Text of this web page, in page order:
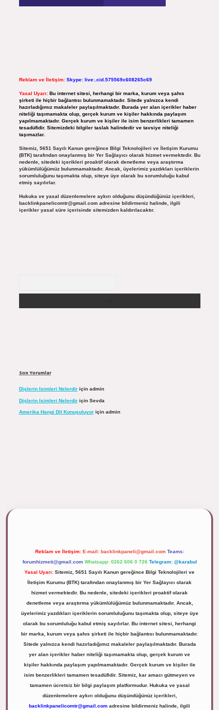
Reklam ve İletişim: Skype: live:.cid.575569c608265c69
Yasal Uyarı: Bu internet sitesi, herhangi bir marka, kurum veya şahıs
şirketi ile hiçbir bağlantısı bulunmamaktadır. Sitede yalnızca kendi
hazırladığımız makaleler paylaşılmaktadır. Burada yer alan içerikler haber
niteliği taşımamakta olup, gerçek kurum ve kişiler hakkında paylaşım
yapılmamaktadır. Gerçek kurum ve kişiler ile isim benzerlikleri tamamen
tesadüfidir. Sitemizdeki bilgiler taslak halindedir ve tavsiye niteliği
taşımazlar.
Sitemiz, 5651 Sayılı Kanun gereğince Bilgi Teknolojileri ve İletişim Kurumu
(BTK) tarafından onaylanmış bir Yer Sağlayıcı olarak hizmet vermektedir. Bu
nedenle, sitedeki içerikleri proaktif olarak denetleme veya araştırma
yükümlülüğümüz bulunmamaktadır. Ancak, üyelerimiz yazdıkları içeriklerin
sorumluluğunu taşımakta olup, siteye üye olarak bu sorumluluğu kabul
etmiş sayılırlar.
Hukuka ve yasal düzenlemelere aykırı olduğunu düşündüğünüz içerikleri,
backlinkpanelicomtr@gmail.comadresine bildirmeniz halinde, ilgili
içerikler yasal süre içerisinde sitemizden kaldırılacaktır.
Son Yorumlar
Dişlerin Isimleri Nelerdiriçin admin
Dişlerin Isimleri Nelerdiriçin Sevda
Amerika Hangi Dil Konuşuluyoriçin admin
Reklam ve İletişim: E-mail: backlinkpaneli@gmail.com Teams:
forumhizmeti@gmail.com Whatsapp: 0262 606 0 726 Telegram: @karabul
Yasal Uyarı: Sitemiz, 5651 Sayılı Kanun gereğince Bilgi Teknolojileri ve
İletişim Kurumu (BTK) tarafından onaylanmış bir Yer Sağlayıcı olarak
hizmet vermektedir. Bu nedenle, sitedeki içerikleri proaktif olarak
denetleme veya araştırma yükümlülüğümüz bulunmamaktadır. Ancak,
üyelerimiz yazdıkları içeriklerin sorumluluğunu taşımakta olup, siteye üye
olarak bu sorumluluğu kabul etmiş sayılırlar. Bu internet sitesi, herhangi
bir marka, kurum veya şahıs şirketi ile hiçbir bağlantısı bulunmamaktadır.
Sitede yalnızca kendi hazırladığımız makaleler paylaşılmaktadır. Burada
yer alan içerikler haber niteliği taşımamakta olup, gerçek kurum ve
kişiler hakkında paylaşım yapılmamaktadır. Gerçek kurum ve kişiler ile
isim benzerlikleri tamamen tesadüfidir. Sitemiz, kar amacı gütmeyen ve
tamamen ücretsiz bir bilgi paylaşım platformudur. Hukuka ve yasal
düzenlemelere aykırı olduğunu düşündüğünüz içerikleri,
backlinkpanelicomtr@gmail.com adresine bildirmeniz halinde, ilgili